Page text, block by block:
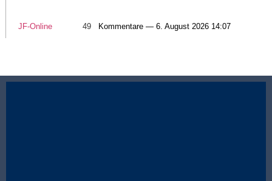
JF-Online 49 Kommentare — 6. August 2026 14:07